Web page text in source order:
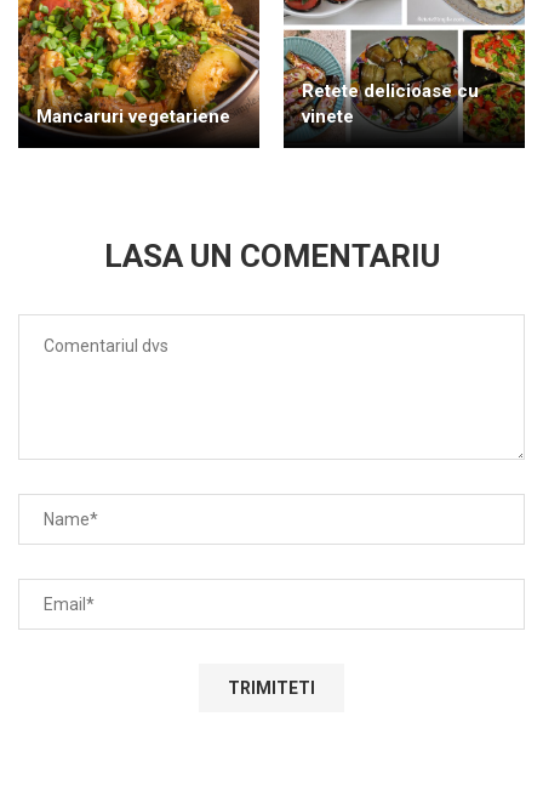
Mancaruri vegetariene
Retete delicioase cu
vinete
LASA UN COMENTARIU